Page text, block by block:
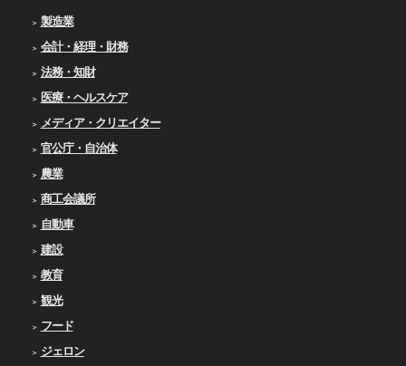
製造業
会計・経理・財務
法務・知財
医療・ヘルスケア
メディア・クリエイター
官公庁・自治体
農業
商工会議所
自動車
建設
教育
観光
フード
ジェロン